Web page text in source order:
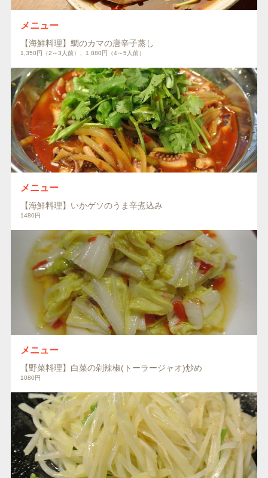
メニュー
【海鮮料理】鯛のカマの唐辛子蒸し
1,350円（2～3人前）、1,880円（4～5人前）
メニュー
【海鮮料理】いかゲソのうま辛煮込み
1480円
メニュー
【野菜料理】白菜の剁辣椒(トーラージャオ)炒め
1080円